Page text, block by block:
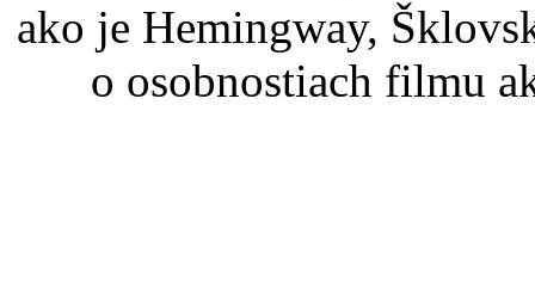
ako je Hemingway,
o osobnostiach filmu